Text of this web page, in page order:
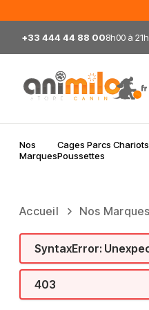
+33 444 44 88 008h00 à
Nos
Marques
Cages Parcs Chariots
Poussettes
Accueil Nos Marques
SyntaxError:
403